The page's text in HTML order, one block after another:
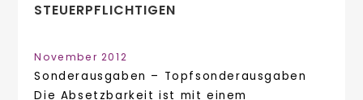
TEUERPFLICHTIGEN
November 2012
Sonderausgaben – Topfsonderausgaben
Die Absetzbarkeit ist mit einem